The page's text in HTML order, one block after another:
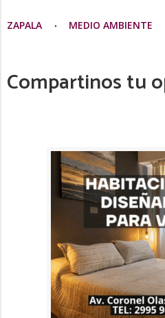
ZAPALA MEDIO AMBIENTE
Compartinos tu